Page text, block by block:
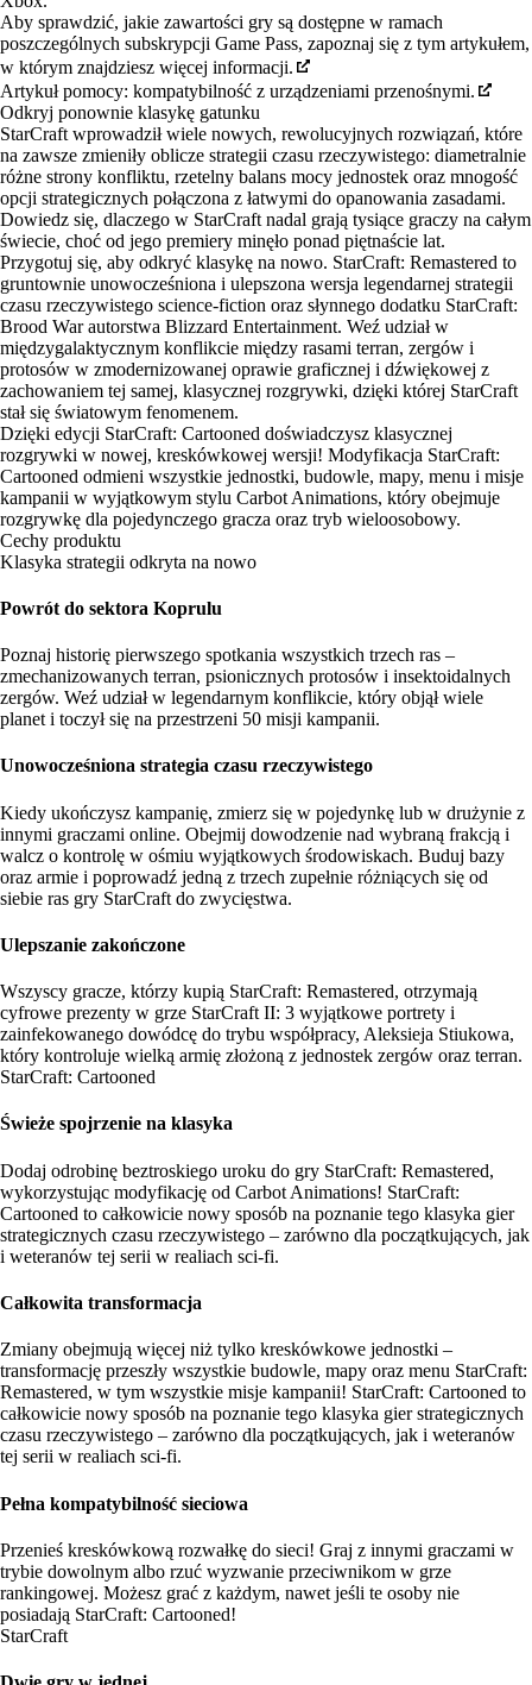
Aby sprawdzić, jakie zawartości gry są dostępne w ramach
poszczególnych subskrypcji Game Pass, zapoznaj się z tym artykułem,
w którym znajdziesz więcej informacji.
Artykuł pomocy: kompatybilność z urządzeniami przenośnymi.
Odkryj ponownie klasykę gatunku
StarCraft wprowadził wiele nowych, rewolucyjnych rozwiązań, które
na zawsze zmieniły oblicze strategii czasu rzeczywistego: diametralnie
różne strony konfliktu, rzetelny balans mocy jednostek oraz mnogość
opcji strategicznych połączona z łatwymi do opanowania zasadami.
Dowiedz się, dlaczego w StarCraft nadal grają tysiące graczy na całym
świecie, choć od jego premiery minęło ponad piętnaście lat.
Przygotuj się, aby odkryć klasykę na nowo. StarCraft: Remastered to
gruntownie unowocześniona i ulepszona wersja legendarnej strategii
czasu rzeczywistego science-fiction oraz słynnego dodatku StarCraft:
Brood War autorstwa Blizzard Entertainment. Weź udział w
międzygalaktycznym konflikcie między rasami terran, zergów i
protosów w zmodernizowanej oprawie graficznej i dźwiękowej z
zachowaniem tej samej, klasycznej rozgrywki, dzięki której StarCraft
stał się światowym fenomenem.
Dzięki edycji StarCraft: Cartooned doświadczysz klasycznej
rozgrywki w nowej, kreskówkowej wersji! Modyfikacja StarCraft:
Cartooned odmieni wszystkie jednostki, budowle, mapy, menu i misje
kampanii w wyjątkowym stylu Carbot Animations, który obejmuje
rozgrywkę dla pojedynczego gracza oraz tryb wieloosobowy.
Cechy produktu
Klasyka strategii odkryta na nowo
Powrót do sektora Koprulu
Poznaj historię pierwszego spotkania wszystkich trzech ras –
zmechanizowanych terran, psionicznych protosów i insektoidalnych
zergów. Weź udział w legendarnym konflikcie, który objął wiele
planet i toczył się na przestrzeni 50 misji kampanii.
Unowocześniona strategia czasu rzeczywistego
Kiedy ukończysz kampanię, zmierz się w pojedynkę lub w drużynie z
innymi graczami online. Obejmij dowodzenie nad wybraną frakcją i
walcz o kontrolę w ośmiu wyjątkowych środowiskach. Buduj bazy
oraz armie i poprowadź jedną z trzech zupełnie różniących się od
siebie ras gry StarCraft do zwycięstwa.
Ulepszanie zakończone
Wszyscy gracze, którzy kupią StarCraft: Remastered, otrzymają
cyfrowe prezenty w grze StarCraft II: 3 wyjątkowe portrety i
zainfekowanego dowódcę do trybu współpracy, Aleksieja Stiukowa,
który kontroluje wielką armię złożoną z jednostek zergów oraz terran.
StarCraft: Cartooned
Świeże spojrzenie na klasyka
Dodaj odrobinę beztroskiego uroku do gry StarCraft: Remastered,
wykorzystując modyfikację od Carbot Animations! StarCraft:
Cartooned to całkowicie nowy sposób na poznanie tego klasyka gier
strategicznych czasu rzeczywistego – zarówno dla początkujących, jak
i weteranów tej serii w realiach sci-fi.
Całkowita transformacja
Zmiany obejmują więcej niż tylko kreskówkowe jednostki –
transformację przeszły wszystkie budowle, mapy oraz menu StarCraft:
Remastered, w tym wszystkie misje kampanii! StarCraft: Cartooned to
całkowicie nowy sposób na poznanie tego klasyka gier strategicznych
czasu rzeczywistego – zarówno dla początkujących, jak i weteranów
tej serii w realiach sci-fi.
Pełna kompatybilność sieciowa
Przenieś kreskówkową rozwałkę do sieci! Graj z innymi graczami w
trybie dowolnym albo rzuć wyzwanie przeciwnikom w grze
rankingowej. Możesz grać z każdym, nawet jeśli te osoby nie
posiadają StarCraft: Cartooned!
StarCraft